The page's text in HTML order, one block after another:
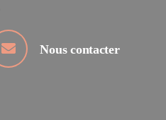
Nous contacter